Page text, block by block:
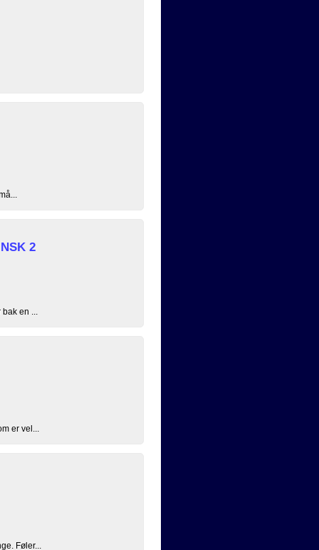
2
en ...
er vel...
Føler...